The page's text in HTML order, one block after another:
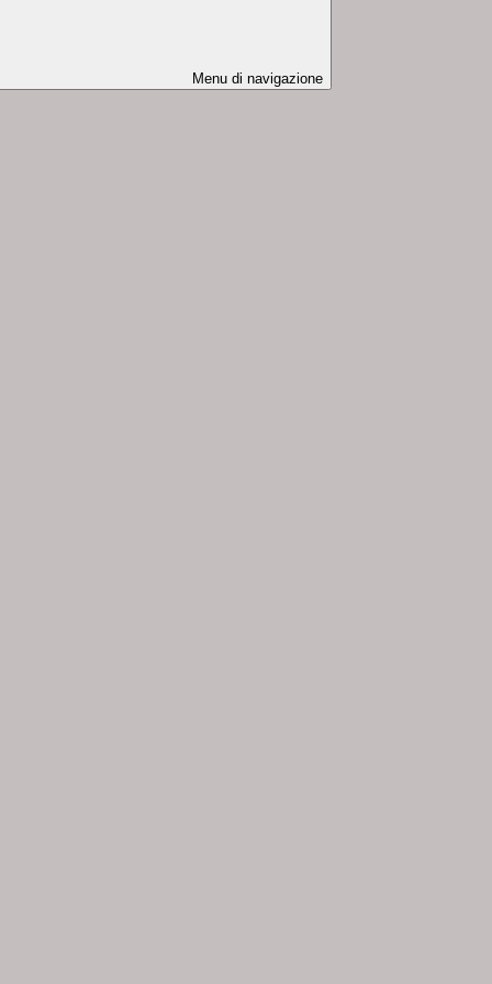
Menu di navigazione